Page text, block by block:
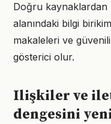
Doğru kaynaklardan
alanındaki bilgi
makaleleri ve
gösterici olur.
Ilişkiler ve
dengesini